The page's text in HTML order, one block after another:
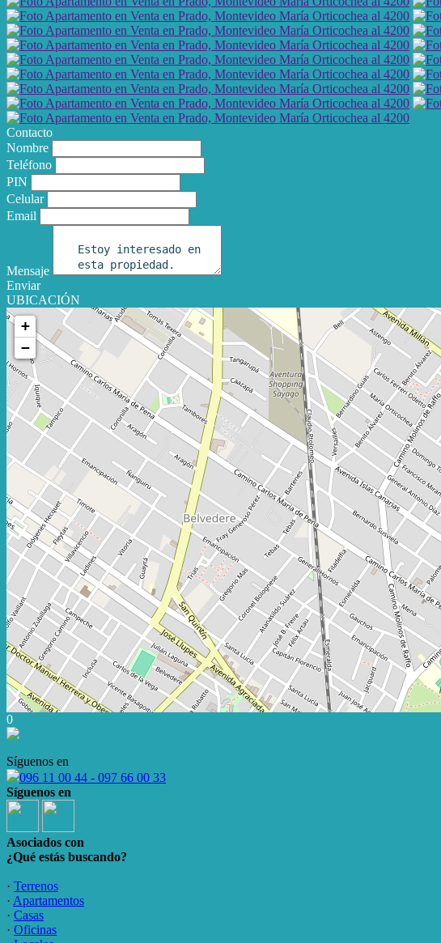
Contacto
Nombre
Teléfono
PIN
Celular
Email
Mensaje
Enviar
UBICACIÓN
+
−
0
Síguenos en
096 11 00 44 - 097 66 00 33
Síguenos en
Asociados con
¿Qué estás buscando?
· Terrenos
· Apartamentos
· Casas
· Oficinas